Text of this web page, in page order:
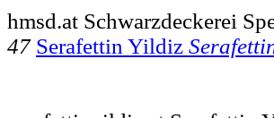
hmsd.at Schwarzdeckerei
47 Serafettin Yildiz